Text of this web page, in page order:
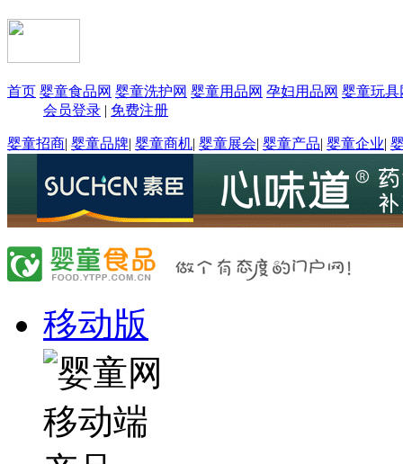
首页 婴童食品网 婴童洗护网 婴童用品网 孕妇用品网 婴童玩具
会员登录 | 免费注册
婴童招商| 婴童品牌| 婴童商机| 婴童展会| 婴童产品| 婴童企业|
移动版